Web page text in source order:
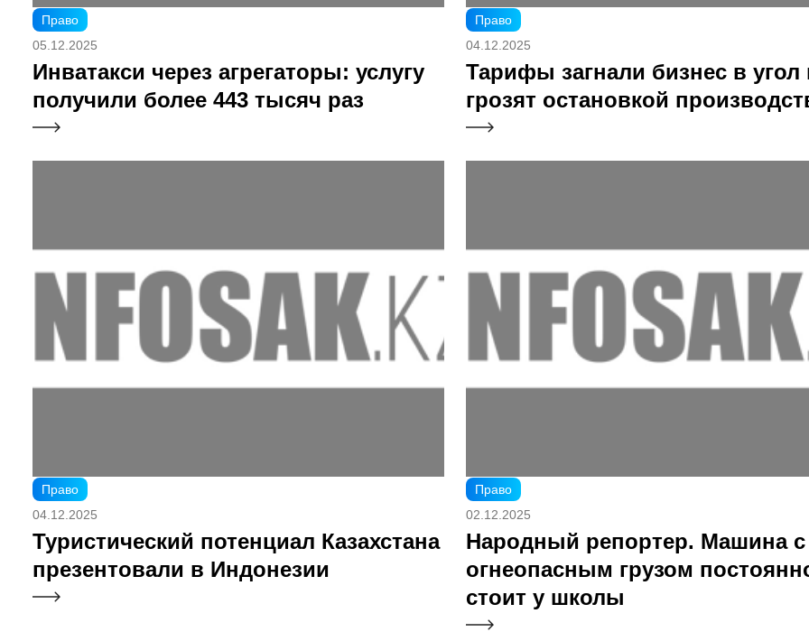
Право
05.12.2025
Инватакси через агрегаторы: услугу
получили более 443 тысяч раз
Право
04.12.2025
Тарифы загнали бизнес в угол
грозят остановкой
Право
04.12.2025
Туристический потенциал Казахстана
презентовали в Индонезии
Право
02.12.2025
Народный репортер. Машина с
огнеопасным грузом
стоит у школы